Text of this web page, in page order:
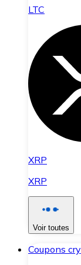
LTC
XRP
XRP
Voir toutes
Coupons